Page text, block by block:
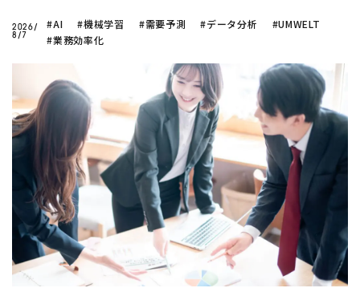
2026/
8/7
#AI #機械学習 #需要予測 #データ分析
#UMWELT
#業務効率化